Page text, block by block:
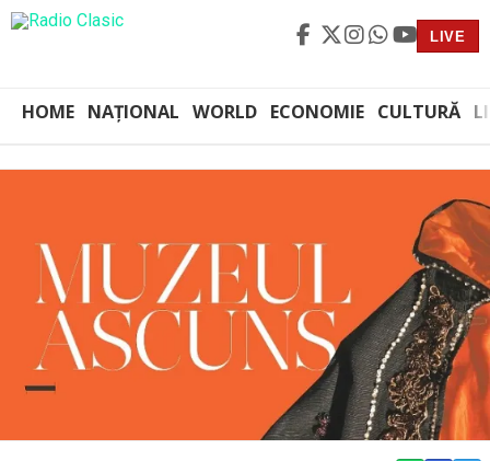
LIVE
HOME NAȚIONAL WORLD ECONOMIE CULTURĂ